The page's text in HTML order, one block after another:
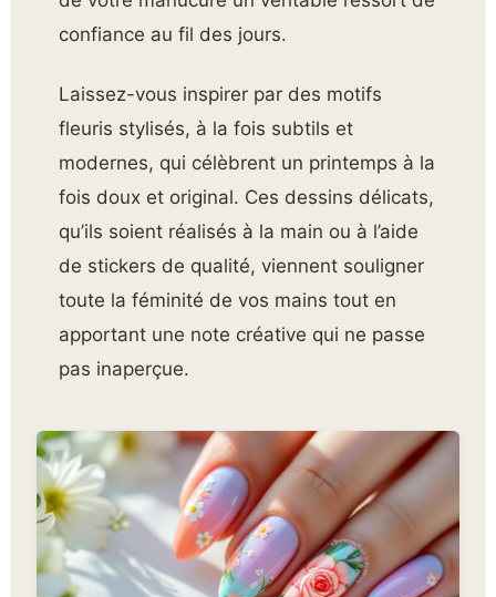
confiance au fil des jours.
Laissez-vous inspirer par des motifs
fleuris stylisés, à la fois subtils et
modernes, qui célèbrent un printemps à la
fois doux et original. Ces dessins délicats,
qu’ils soient réalisés à la main ou à l’aide
de stickers de qualité, viennent souligner
toute la féminité de vos mains tout en
apportant une note créative qui ne passe
pas inaperçue.